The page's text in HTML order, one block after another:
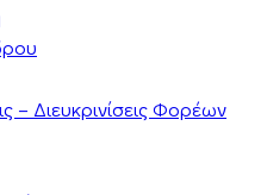
– Διευκρινίσεις Φορέων